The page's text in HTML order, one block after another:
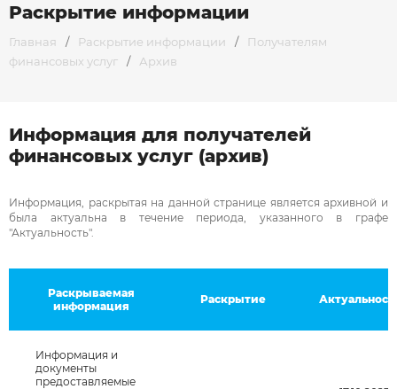
Раскрытие информации
Главная / Раскрытие информации /
Получателям
финансовых услуг
/ Архив
Информация для получателей
финансовых услуг (архив)
Информация, раскрытая на данной странице является архивной и
была актуальна в течение периода, указанного в графе
"Актуальность".
Раскрываемая
информация
Раскрытие
Информация и
документы
предоставляемые